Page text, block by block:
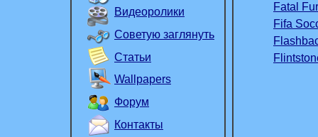
Fatal
Fifa
Советую заглянуть
Wallpapers
Контакты
Форум
Статьи
Видеоролики